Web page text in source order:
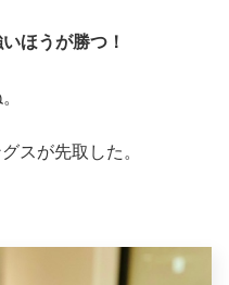
ほうが勝つ！
スが先取した。